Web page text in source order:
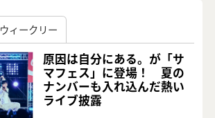
ウィークリー
原因は自分にある。が「サ
マフェス」に登場！ 夏の
ナンバーも入れ込んだ熱い
ライブ披露